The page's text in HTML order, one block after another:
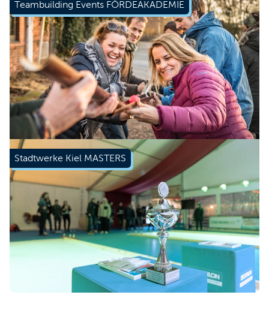
Teambuilding Events FÖRDEAKADEMIE
Stadtwerke Kiel MASTERS